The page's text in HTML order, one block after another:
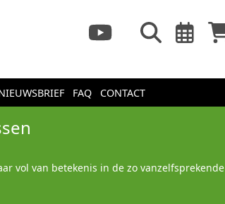
FAQ CONTACT
vol van betekenis in de zo vanzelfsprekende